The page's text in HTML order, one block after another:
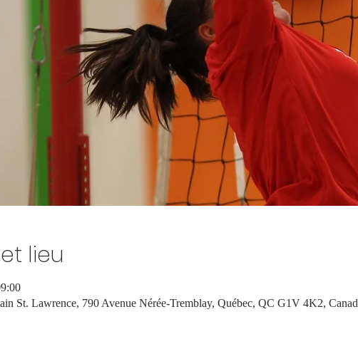
lieu
St. Lawrence, 790 Avenue Nérée-Tremblay, Québec, QC G1V 4K2,